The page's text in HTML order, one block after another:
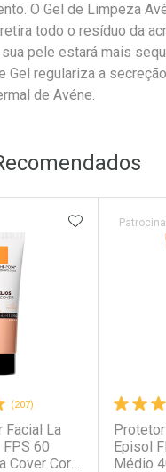
O Gel de Limpeza
todo o resíduo da
pele estará mais
Gel regulariza a
de Avéne.
(207)
Facial La
60
Cover Cor
ADICIONAR
Episol
Médio